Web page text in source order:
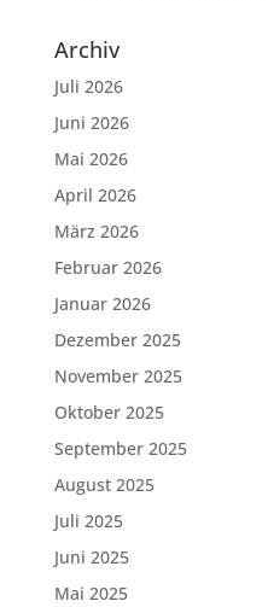
Archiv
Juli 2026
Juni 2026
Mai 2026
April 2026
März 2026
Februar 2026
Januar 2026
Dezember 2025
November 2025
Oktober 2025
September 2025
August 2025
Juli 2025
Juni 2025
Mai 2025